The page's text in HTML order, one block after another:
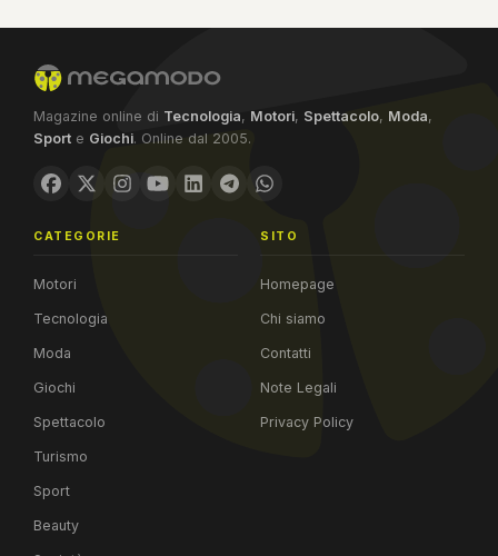
Magazine online di Tecnologia, Motori, Spettacolo, Moda,
Sport e Giochi. Online dal 2005.
CATEGORIE
Motori
Tecnologia
Moda
Giochi
Spettacolo
Turismo
Sport
Beauty
SITO
Homepage
Chi siamo
Contatti
Note Legali
Privacy Policy